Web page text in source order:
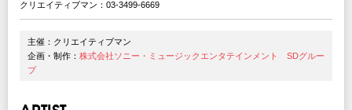
クリエイティブマン：03-3499-6669
主催：クリエイティブマン
企画・制作： 株式会社ソニー・ミュージックエンタテインメント SDグルー
プ